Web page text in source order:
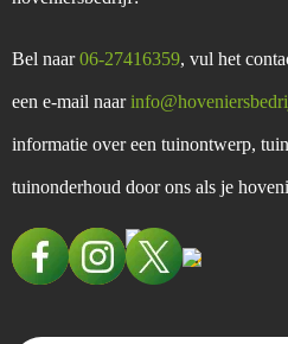
Bel naar06-27416359, vul het
een e-mail naar
informatie over een tuinontwerp,
tuinonderhoud door ons als je